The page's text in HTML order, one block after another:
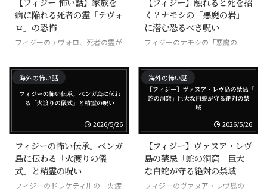
病に陥れる死者の霊「テヴォ
ロ」の恐怖
フィジーのテヴォロ、死者の霊が
く？ナモシの「悪魔の岩」
に潜む恐るべき呪い
フィジーのナモシの「悪魔の
る呪われた岩
海外の怖い話
2026/5/26
フィジーの怖い伝承。ベンガ
島に伝わる「火渡りの儀
式」と精霊の呪い
フィジーのドレケティ川の「火渡
海外の怖い話
2026/5/26
【フィジー】ヴァヌア・レヴ
島の禁忌「蛇の洞窟」巨大
な白蛇が守る絶対の禁域
フィジーのヴァヌア・レヴ島の